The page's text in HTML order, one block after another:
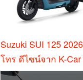
Suzuki SUI 125
โทร ดีไซน์จาก K-
กม./ล.